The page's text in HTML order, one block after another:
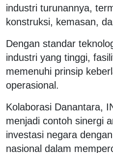
industri turunannya,
konstruksi, kemasan,
Dengan standar
industri yang tinggi,
memenuhi prinsip
operasional.
Kolaborasi Danantara,
menjadi contoh sinergi
investasi negara
nasional dalam